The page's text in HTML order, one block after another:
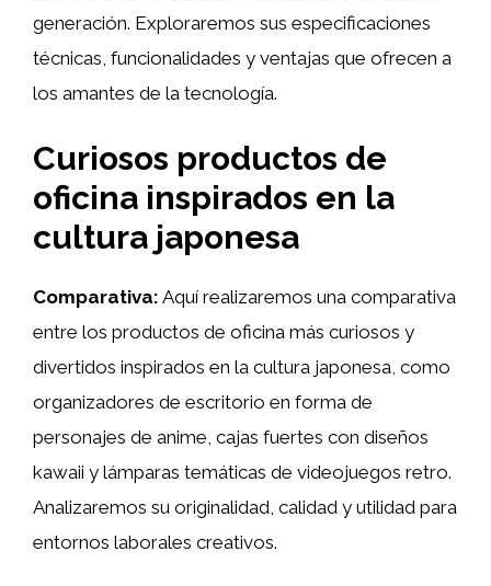
generación. Exploraremos sus especificaciones
técnicas, funcionalidades y ventajas que ofrecen a
los amantes de la tecnología.
Curiosos productos de
oficina inspirados en la
cultura japonesa
Comparativa: Aquí realizaremos una comparativa
entre los productos de oficina más curiosos y
divertidos inspirados en la cultura japonesa, como
organizadores de escritorio en forma de
personajes de anime, cajas fuertes con diseños
kawaii y lámparas temáticas de videojuegos retro.
Analizaremos su originalidad, calidad y utilidad para
entornos laborales creativos.